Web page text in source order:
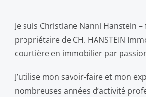
Je suis Christiane Nanni Hanstein
propriétaire de CH. HANSTEIN
courtière en immobilier par
J’utilise mon savoir-faire et mon
nombreuses années d’activité